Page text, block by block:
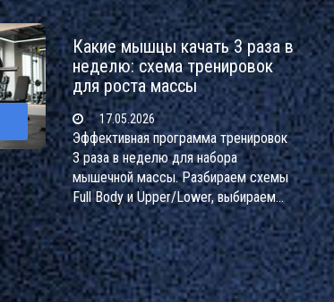
Какие мышцы качать 3 раза в
неделю: схема тренировок
для роста массы
17.05.2026
Эффективная программа тренировок
3 раза в неделю для набора
мышечной массы. Разбираем схемы
Full Body и Upper/Lower, выбираем
ключевые упражнения и избегаем
ошибок.